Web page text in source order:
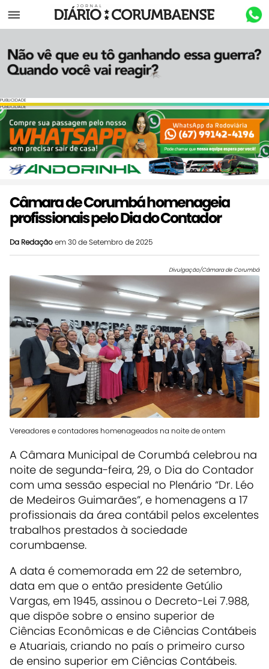
Menu
PUBLICIDADE
PUBLICIDADE
Câmara de Corumbá homenageia
profissionais pelo Dia do Contador
Da Redaçãoem 30 de Setembro de 2025
Divulgação/Câmara de Corumbá
Vereadores e contadores homenageados na noite de ontem
A Câmara Municipal de Corumbá celebrou na
noite de segunda-feira, 29, o Dia do Contador
com uma sessão especial no Plenário “Dr. Léo
de Medeiros Guimarães”, e homenagens a 17
profissionais da área contábil pelos excelentes
trabalhos prestados à sociedade
corumbaense.
A data é comemorada em 22 de setembro,
data em que o então presidente Getúlio
Vargas, em 1945, assinou o Decreto-Lei 7.988,
que dispõe sobre o ensino superior de
Ciências Econômicas e de Ciências Contábeis
e Atuariais, criando no país o primeiro curso
de ensino superior em Ciências Contábeis.